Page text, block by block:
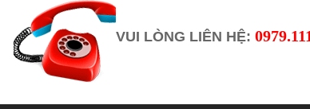
VUI LÒNG LIÊN HỆ: